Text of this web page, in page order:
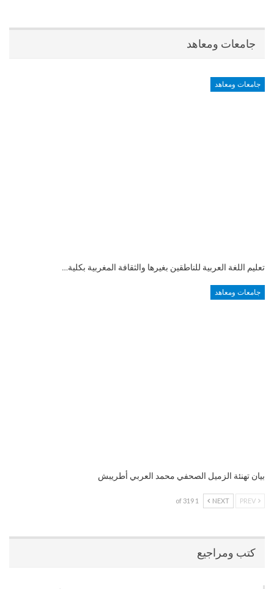
جامعات ومعاهد
جامعات ومعاهد
تعليم اللغة العربية للناطقين بغيرها والثقافة المغربية بكلية…
جامعات ومعاهد
بيان تهنئة الزميل الصحفي محمد العربي أطريبش
NEXT
1 of 319
كتب ومراجيع